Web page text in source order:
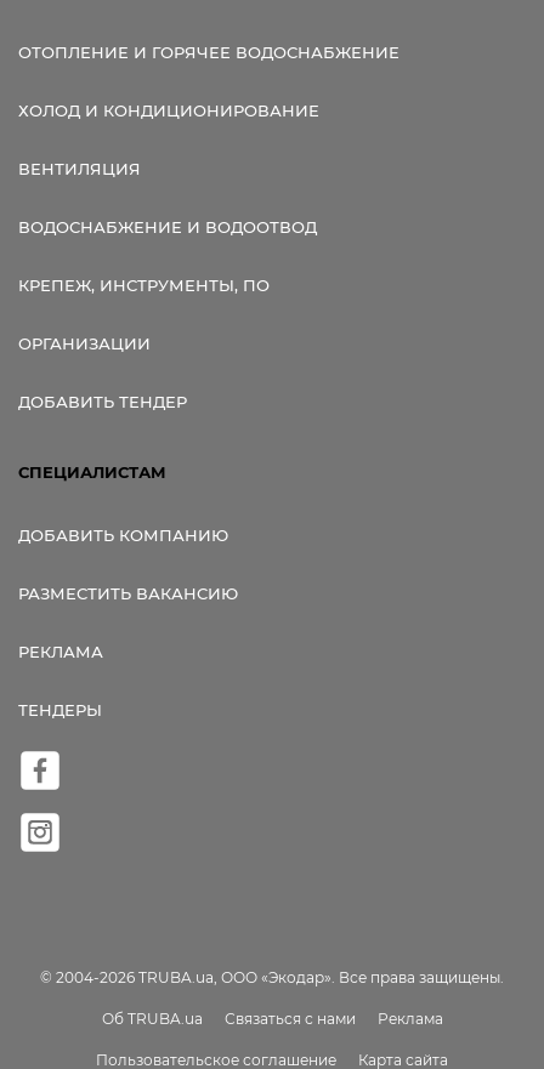
ОТОПЛЕНИЕ И ГОРЯЧЕЕ ВОДОСНАБЖЕНИЕ
ХОЛОД И КОНДИЦИОНИРОВАНИЕ
ВЕНТИЛЯЦИЯ
ВОДОСНАБЖЕНИЕ И ВОДООТВОД
КРЕПЕЖ, ИНСТРУМЕНТЫ, ПО
ОРГАНИЗАЦИИ
ДОБАВИТЬ ТЕНДЕР
СПЕЦИАЛИСТАМ
ДОБАВИТЬ КОМПАНИЮ
РАЗМЕСТИТЬ ВАКАНСИЮ
РЕКЛАМА
ТЕНДЕРЫ
© 2004-2026 TRUBA.ua, ООО «Экодар». Все права защищены.
Об TRUBA.ua Связаться с нами Реклама
Пользовательское соглашение Карта сайта